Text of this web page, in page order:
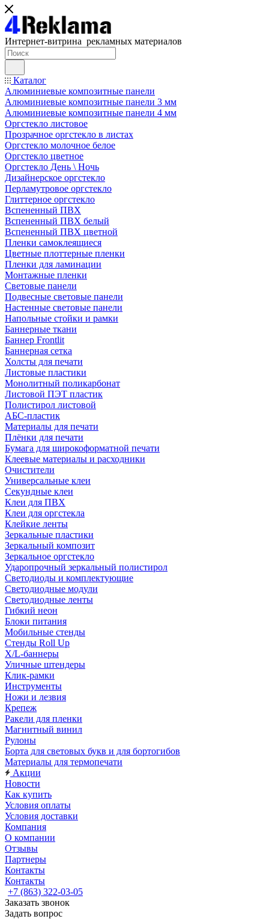
Интернет-витрина рекламных материалов
Каталог
Алюминиевые композитные панели
Алюминиевые композитные панели 3 мм
Алюминиевые композитные панели 4 мм
Оргстекло листовое
Прозрачное оргстекло в листах
Оргстекло молочное белое
Оргстекло цветное
Оргстекло День \ Ночь
Дизайнерское оргстекло
Перламутровое оргстекло
Глиттерное оргстекло
Вспененный ПВХ
Вспененный ПВХ белый
Вспененный ПВХ цветной
Пленки самоклеящиеся
Цветные плоттерные пленки
Пленки для ламинации
Монтажные пленки
Световые панели
Подвесные световые панели
Настенные световые панели
Напольные стойки и рамки
Баннерные ткани
Баннер Frontlit
Баннерная сетка
Холсты для печати
Листовые пластики
Монолитный поликарбонат
Листовой ПЭТ пластик
Полистирол листовой
АБС-пластик
Материалы для печати
Плёнки для печати
Бумага для широкоформатной печати
Клеевые материалы и расходники
Очистители
Универсальные клеи
Секундные клеи
Клеи для ПВХ
Клеи для оргстекла
Клейкие ленты
Зеркальные пластики
Зеркальный композит
Зеркальное оргстекло
Ударопрочный зеркальный полистирол
Светодиоды и комплектующие
Светодиодные модули
Светодиодные ленты
Гибкий неон
Блоки питания
Мобильные стенды
Стенды Roll Up
X/L-баннеры
Уличные штендеры
Клик-рамки
Инструменты
Ножи и лезвия
Крепеж
Ракели для пленки
Магнитный винил
Рулоны
Борта для световых букв и для бортогибов
Материалы для термопечати
Акции
Новости
Как купить
Условия оплаты
Условия доставки
Компания
О компании
Отзывы
Партнеры
Контакты
Контакты
+7 (863) 322-03-05
Заказать звонок
Задать вопрос